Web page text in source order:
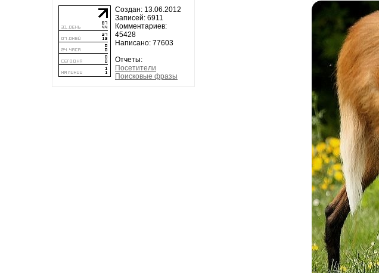
Создан: 13.06.2012
Записей: 6911
Комментариев:
45428
Написано: 77603
Отчеты:
Посетители
Поисковые фразы